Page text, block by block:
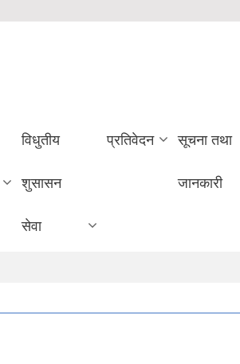
विधुतीय
शुसासन
सेवा
प्रतिवेदन सूचना तथा
जानकारी